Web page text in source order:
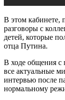
В этом кабинете,
разговоры с
детей, которые
отца Путина.
В ходе общения с
все актуальные
интервью после
нормальному